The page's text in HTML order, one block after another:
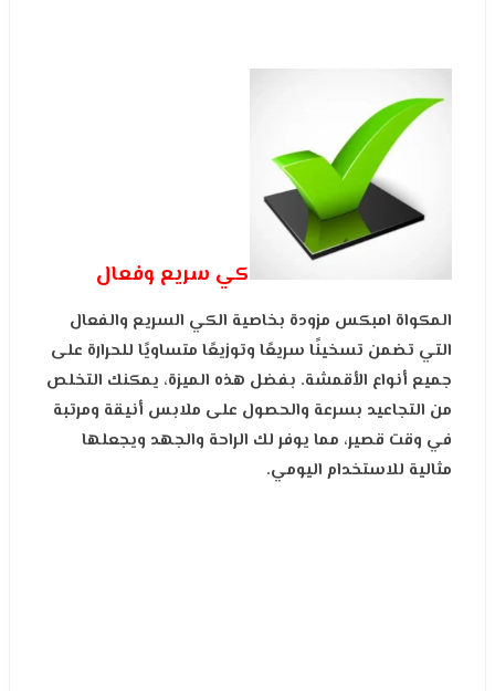
كي سريع وفعال
المكواة امبكس مزودة بخاصية الكي السريع والفعال
التي تضمن تسخينًا سريعًا وتوزيعًا متساويًا للحرارة على
جميع أنواع الأقمشة. بفضل هذه الميزة، يمكنك التخلص
من التجاعيد بسرعة والحصول على ملابس أنيقة ومرتبة
في وقت قصير، مما يوفر لك الراحة والجهد ويجعلها
مثالية للاستخدام اليومي.